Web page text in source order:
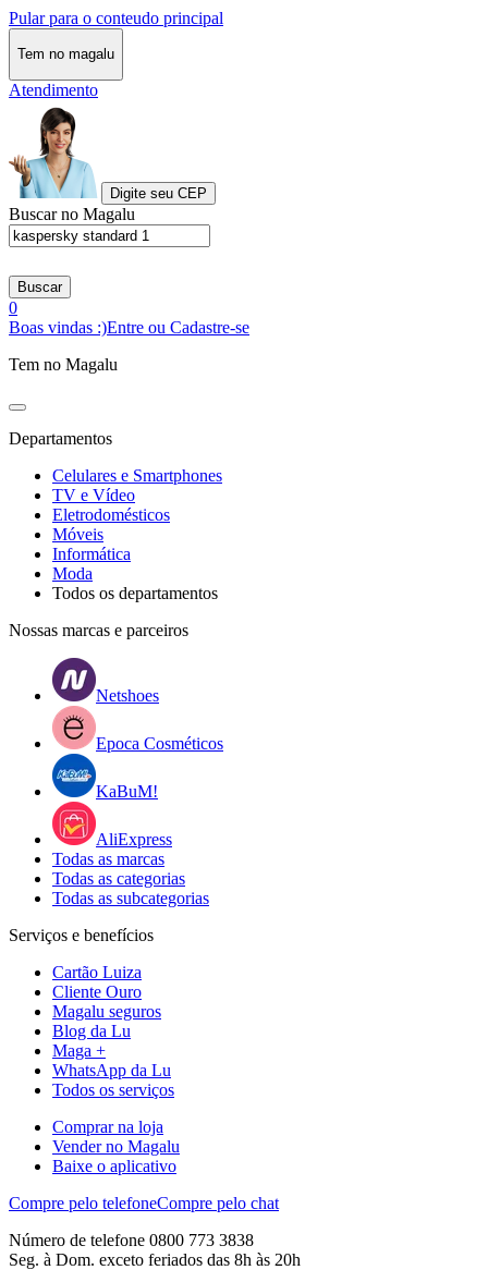
Pular para o conteudo principal
Tem no magalu
Atendimento
Digite seu CEP
Buscar no Magalu
Buscar
0
Boas vindas :)Entre ou Cadastre-se
Tem no Magalu
Departamentos
Celulares e Smartphones
TV e Vídeo
Eletrodomésticos
Móveis
Informática
Moda
Todos os departamentos
Nossas marcas e parceiros
Netshoes
Epoca Cosméticos
KaBuM!
AliExpress
Todas as marcas
Todas as categorias
Todas as subcategorias
Serviços e benefícios
Cartão Luiza
Cliente Ouro
Magalu seguros
Blog da Lu
Maga +
WhatsApp da Lu
Todos os serviços
Comprar na loja
Vender no Magalu
Baixe o aplicativo
Compre pelo telefoneCompre pelo chat
Número de telefone 0800 773 3838
Seg. à Dom. exceto feriados das 8h às 20h